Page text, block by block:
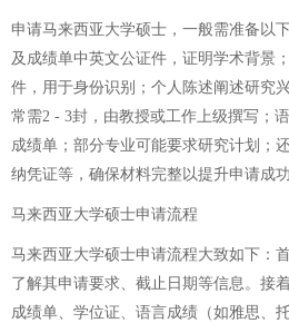
申请马来西亚大学硕士，一般需准备以
及成绩单中英文公证件，证明学术背景
件，用于身份识别；个人陈述阐述研究
常需2 - 3封，由教授或工作上级撰写；
成绩单；部分专业可能要求研究计划；
纳凭证等，确保材料完整以提升申请成功
马来西亚大学硕士申请流程
马来西亚大学硕士申请流程大致如下：
了解其申请要求、截止日期等信息。接
成绩单、学位证、语言成绩（如雅思、